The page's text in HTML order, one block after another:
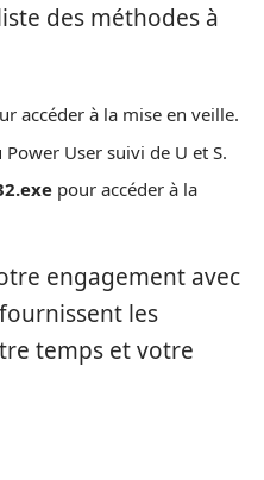
des méthodes à
accéder à la mise en veille.
User suivi de U et S.
pour accéder à la
engagement avec
les
temps et votre